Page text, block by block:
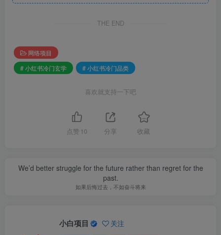
THE END
网络项目
# 小红书冷门玄学
# 小红书冷门品类
喜欢就支持一下吧
点赞 10 分享 收藏
We’d better struggle for the future rather than regret for the
past.
如果后悔过去，不如奋斗将来
小白项目 关注